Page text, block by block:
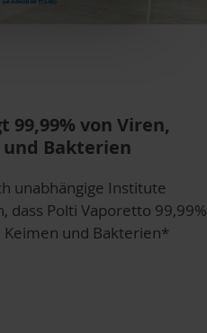
99,99% von Viren,
und Bakterien
unabhängige Institute
dass Polti Vaporetto 99,99%
Keimen und Bakterien*